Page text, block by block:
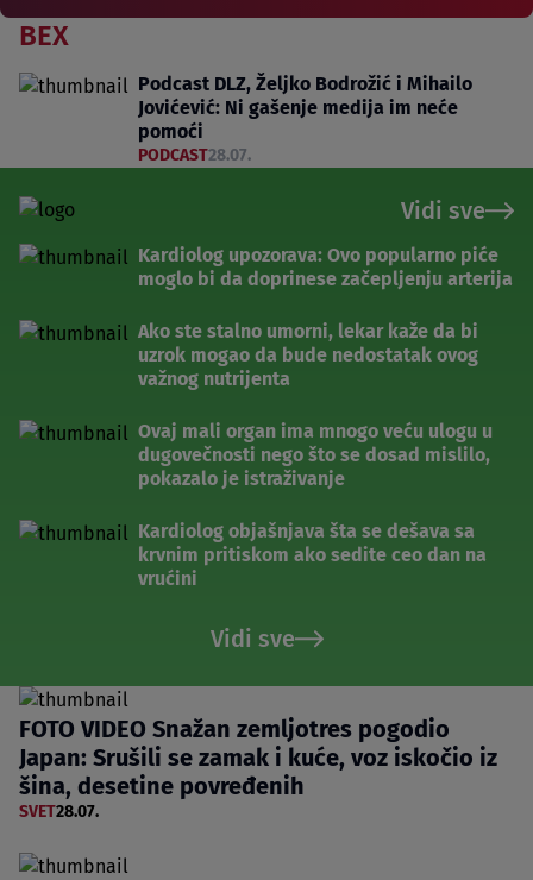
BEX
Podcast DLZ, Željko Bodrožić i Mihailo
Jovićević: Ni gašenje medija im neće
pomoći
PODCAST28.07.
Vidi sve
Kardiolog upozorava: Ovo popularno piće
moglo bi da doprinese začepljenju arterija
Ako ste stalno umorni, lekar kaže da bi
uzrok mogao da bude nedostatak ovog
važnog nutrijenta
Ovaj mali organ ima mnogo veću ulogu u
dugovečnosti nego što se dosad mislilo,
pokazalo je istraživanje
Kardiolog objašnjava šta se dešava sa
krvnim pritiskom ako sedite ceo dan na
vrućini
Vidi sve
FOTO VIDEO Snažan zemljotres pogodio
Japan: Srušili se zamak i kuće, voz iskočio iz
šina, desetine povređenih
SVET28.07.